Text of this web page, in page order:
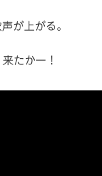
が上がる。
たかー！